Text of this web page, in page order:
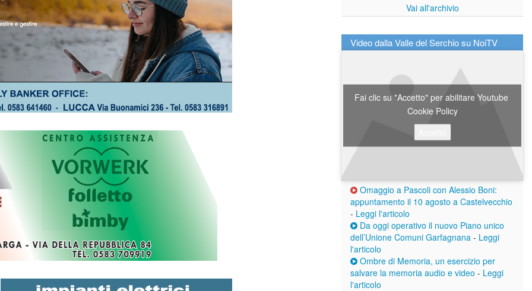
Vai all'archivio
Video dalla Valle del Serchio su NoiTV
Fai clic su "Accetto" per abilitare Youtube
Cookie Policy
Omaggio a Pascoli con Alessio Boni:
appuntamento il 10 agosto a Castelvecchio
- Leggi l'articolo
Da oggi operativo il nuovo Piano unico
dell’Unione Comuni Garfagnana - Leggi
l'articolo
Ombre di Memoria, un esercizio per
salvare la memoria audio e video - Leggi
l'articolo